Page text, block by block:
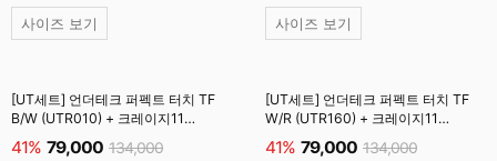
사이즈 보기 사이즈 보기
[UT세트] 언더테크 퍼펙트 터치 TF
B/W (UTR010) + 크레이지11
시그니처 짐쌕 (CY011) #
41% 79,000 134,000
[UT세트] 언더테크 퍼펙트 터치 TF
W/R (UTR160) + 크레이지11
시그니처 짐쌕 (CY011) #
41% 79,000 134,000